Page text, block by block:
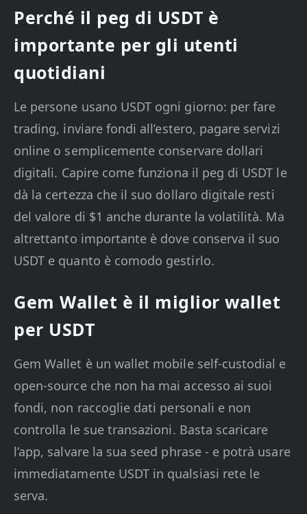
Perché il peg di USDT è
importante per gli utenti
quotidiani
Le persone usano USDT ogni giorno: per fare
trading, inviare fondi all’estero, pagare servizi
online o semplicemente conservare dollari
digitali. Capire come funziona il peg di USDT le
dà la certezza che il suo dollaro digitale resti
del valore di $1 anche durante la volatilità. Ma
altrettanto importante è dove conserva il suo
USDT e quanto è comodo gestirlo.
Gem Wallet è il miglior wallet
per USDT
Gem Wallet è un wallet mobile self-custodial e
open-source che non ha mai accesso ai suoi
fondi, non raccoglie dati personali e non
controlla le sue transazioni. Basta scaricare
l’app, salvare la sua seed phrase - e potrà usare
immediatamente USDT in qualsiasi rete le
serva.